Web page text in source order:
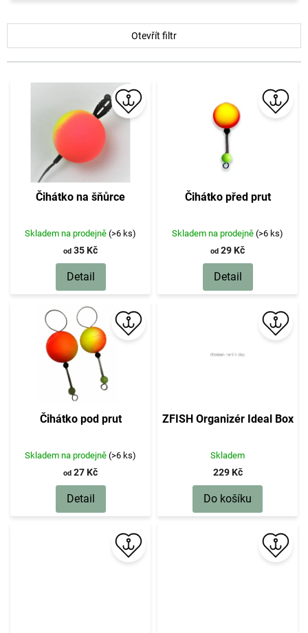
Otevřít filtr
ý
p
Čihátko na šňůrce
Skladem na prodejně (>6 ks)
od 35 Kč
Detail
Čihátko před prut
Skladem na prodejně (>6 ks)
od 29 Kč
Detail
Čihátko pod prut
Skladem na prodejně (>6 ks)
od 27 Kč
Detail
ZFISH Organizér Ideal Box
Skladem
229 Kč
Do košíku